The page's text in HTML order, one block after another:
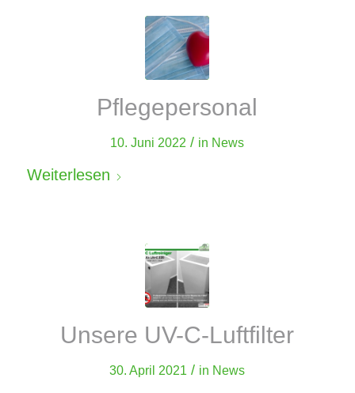
Pflegepersonal
10. Juni 2022 / in News
Weiterlesen
Unsere UV-C-Luftfilter
30. April 2021 / in News